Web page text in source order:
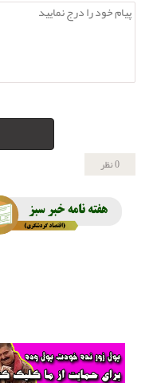
0 نظر